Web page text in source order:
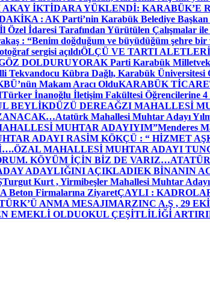
İKTİDARA YÜKLENDİ: KARABÜK’E
: AK Parti’nin Karabük Belediye
İdaresi Tarafından Yürütülen Çalışmalar ile
: “Benim doğduğum ve büyüdüğüm şehre
sergisi açıldıÖLÇÜ VE TARTI
DOLDURUYORAK Parti Karabük
Tekvandocu Kübra Dağlı, Karabük Üniversitesi
Makam Aracı OlduKARABÜK
Türker İnanoğlu İletişim Fakültesi Öğrencilerine 4
BEYLİKDÜZÜ DEREAĞZI MAHALLESİ
Atatürk Mahallesi Muhtar Adayı
MUHTAR ADAYIYIM”Menderes
ADAYI RASİM KÖKÇÜ : “ HİZMET
ÖZAL MAHALLESİ MUHTAR ADAYI
KÖYÜM İÇİN BİZ DE VARIZ…
ADAYLIĞINI AÇIKLADIEK BİNANIN
Turgut Kurt , Yirmibeşler Mahallesi Muhtar
Beton Firmalarına ZiyaretÇAYLI :
ANMA MESAJIMARZINC A.Ş , 29
EMEKLİ OLDUOKUL ÇEŞİTLİLİĞİ